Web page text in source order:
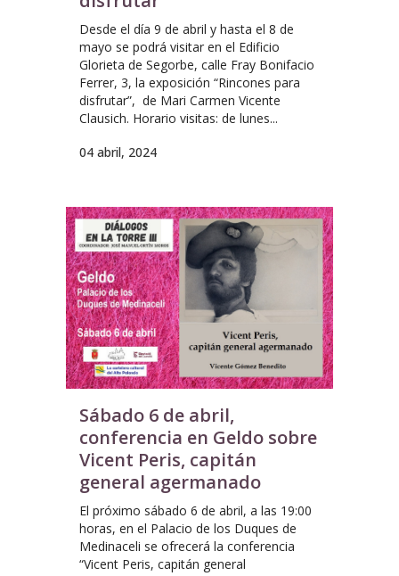
Desde el día 9 de abril y hasta el 8 de
mayo se podrá visitar en el Edificio
Glorieta de Segorbe, calle Fray Bonifacio
Ferrer, 3, la exposición “Rincones para
disfrutar”, de Mari Carmen Vicente
Clausich. Horario visitas: de lunes...
04 abril, 2024
Sábado 6 de abril,
conferencia en Geldo sobre
Vicent Peris, capitán
general agermanado
El próximo sábado 6 de abril, a las 19:00
horas, en el Palacio de los Duques de
Medinaceli se ofrecerá la conferencia
“Vicent Peris, capitán general